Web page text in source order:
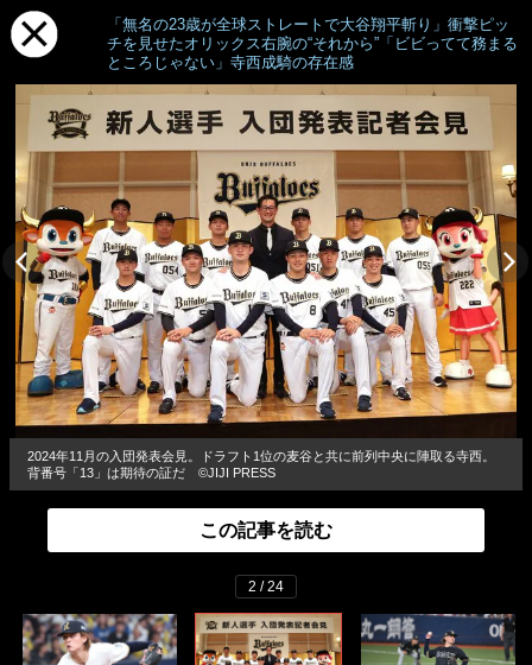
「無名の23歳が全球ストレートで大谷翔平斬り」衝撃ピッ
チを見せたオリックス右腕の“それから”「ビビってて務まる
ところじゃない」寺西成騎の存在感
2024年11月の入団発表会見。ドラフト1位の麦谷と共に前列中央に陣取る寺西。
背番号「13」は期待の証だ ©JIJI PRESS
この記事を読む
2 / 24